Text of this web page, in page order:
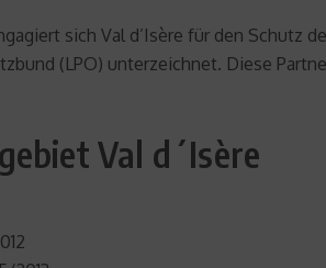
sich Val d’Isère für den Schutz
(LPO) unterzeichnet. Diese
Val d´Isère